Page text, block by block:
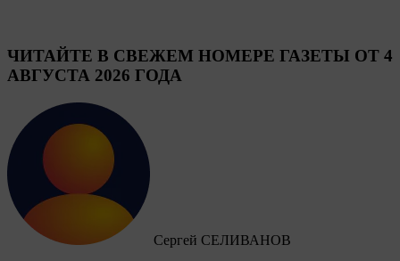
ЧИТАЙТЕ В СВЕЖЕМ НОМЕРЕ ГАЗЕТЫ ОТ 4
АВГУСТА 2026 ГОДА
Сергей СЕЛИВАНОВ